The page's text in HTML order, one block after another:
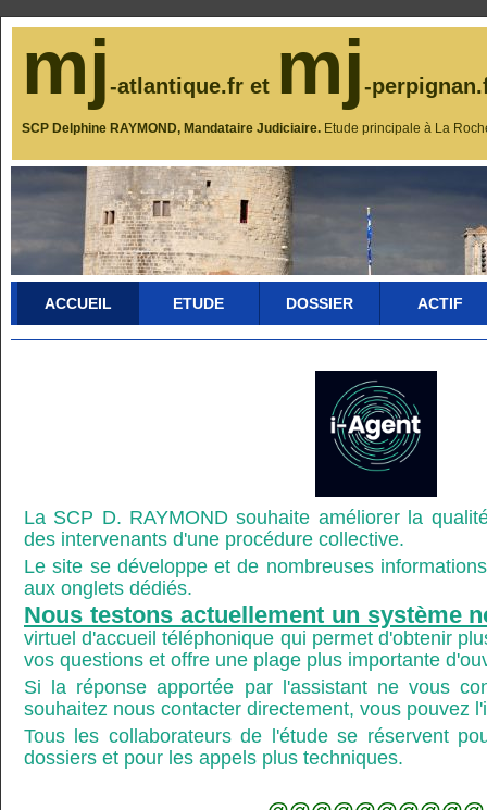
mj-atlantique.fr et mj-
SCP Delphine RAYMOND, Mandataire Judiciaire. Etude principale à La
ACCUEIL ETUDE DOSSIER ACTIF
La SCP D. RAYMOND souhaite améliorer la
des intervenants d'une procédure collective.
Le site se développe et de nombreuses
aux onglets dédiés.
Nous testons actuellement un système
virtuel d'accueil téléphonique qui permet d'obtenir
vos questions et offre une plage plus importante
Si la réponse apportée par l'assistant ne vous
souhaitez nous contacter directement, vous pouvez
Tous les collaborateurs de l'étude se réservent
dossiers et pour les appels plus techniques.